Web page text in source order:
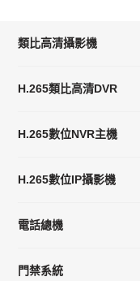
類比高清攝影機
H.265類比高清DVR
H.265數位NVR主機
H.265數位IP攝影機
電話總機
門禁系統